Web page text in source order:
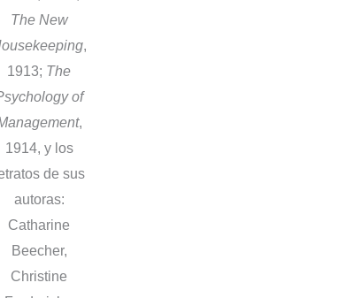
The New
,
1913; The
of
,
1914, y los
de sus
autoras:
Catharine
Beecher,
Christine